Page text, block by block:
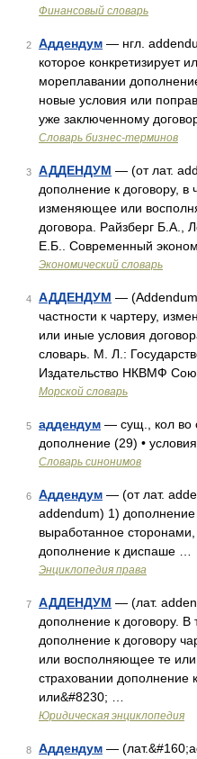
Финансовый словарь
2 Аддендум — нгл.
которое конкретизирует
мореплавании
новые условия или
уже заключенному
Словарь бизнес-терминов
3 АДДЕНДУМ — (от лат.
дополнение к договору, в
изменяющее или
договора. Райзберг Б.А.,
Е.Б.. Современный
Экономический словарь
4 АДДЕНДУМ —
частности к чартеру,
или иные условия
словарь. М. Л.:
Издательство НКВМФ
Морской словарь
5 аддендум — сущ., кол во
дополнение (29) •
Словарь синонимов
6 Аддендум — (от лат.
addendum) 1) дополнение
выработанное
дополнение к диспаше …
Энциклопедия права
7 АДДЕНДУМ — (лат.
дополнение к договору.
дополнение к договору
или восполняющее те
страховании дополнение
или&#8230; …
Юридическая энциклопедия
8 Аддендум —